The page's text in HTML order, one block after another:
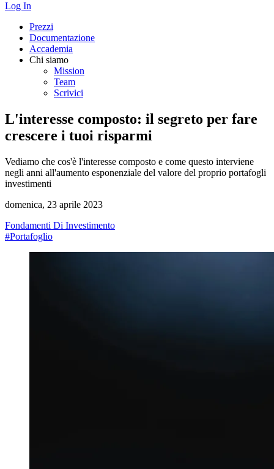
Log In
Prezzi
Documentazione
Accademia
Chi siamo
Mission
Team
Scrivici
L'interesse composto: il segreto per fare
crescere i tuoi risparmi
Vediamo che cos'è l'interesse composto e come questo interviene
negli anni all'aumento esponenziale del valore del proprio portafogli
investimenti
domenica, 23 aprile 2023
Fondamenti Di Investimento
#Portafoglio